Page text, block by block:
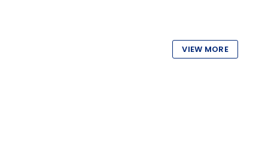
VIEW MORE